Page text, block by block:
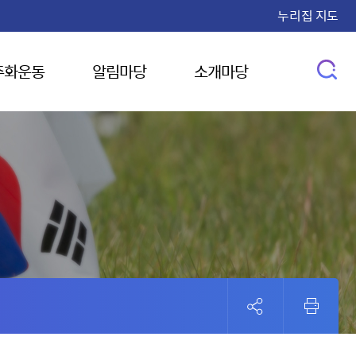
누리집 지도
운동 알림마당 소개마당